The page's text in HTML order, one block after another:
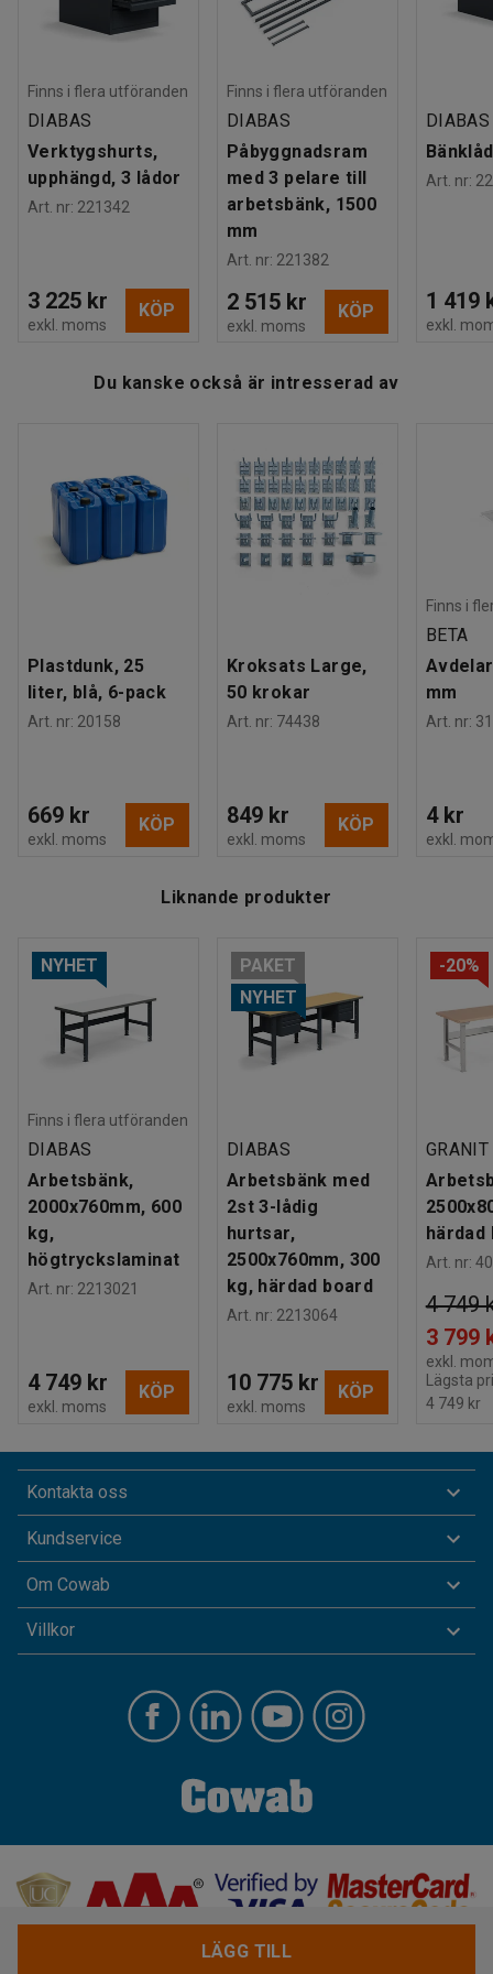
din arbetsplats.
verktygshurtsar och andra tillbehör för en komplett
arbetsstation med praktiska förvaringslösningar.
Komplettera även med en arbetsplatsmatta för att minska
belastningen på dina fötter och knän vid stående arbete.
Mörkgrå
Färgkod stativ: RAL 7016
Maxbelastning: 300 kg
Rek. antal personer för hantering
Estimerad hanteringstid/person
53,5
Montering
Levereras omonterad
Finns i flera utföranden
DIABAS
Verktygshurts,
upphängd, 3 lådor
Art. nr: 221342
3 225 kr
exkl. moms
KÖP
Finns i flera utföranden
DIABAS
Påbyggnadsram
med 3 pelare till
arbetsbänk, 1500
mm
Art. nr: 221382
2 515 kr
exkl. moms
KÖP
DIABAS
Art. nr:
1 419
exkl.
Du kanske också är intresserad av
Plastdunk, 25
liter, blå, 6-pack
Art. nr: 20158
669 kr
exkl. moms
KÖP
Kroksats Large,
50 krokar
Art. nr: 74438
849 kr
exkl. moms
KÖP
Finns i
BETA
mm
Art. nr:
4 kr
exkl.
Liknande produkter
NYHET
Finns i flera utföranden
DIABAS
Arbetsbänk,
2000x760mm, 600
kg,
högtryckslaminat
Art. nr: 2213021
4 749 kr
exkl. moms
KÖP
PAKET
NYHET
DIABAS
Arbetsbänk med
2st 3-lådig
hurtsar,
2500x760mm, 300
kg, härdad board
Art. nr: 2213064
10 775 kr
exkl. moms
KÖP
-20%
GRANIT
härdad
Art. nr:
3 799
4 749
exkl.
Lägsta
4 749 kr
Kontakta oss
Kundservice
Om Cowab
Villkor
LÄGG TILL